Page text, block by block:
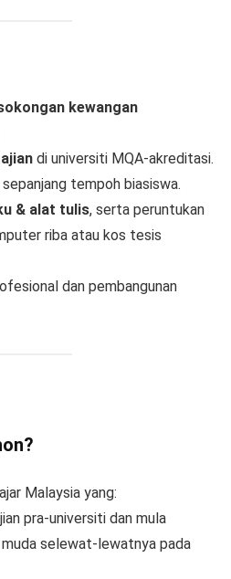
kewangan
di universiti MQA-akreditasi.
sepanjang tempoh biasiswa.
& alat tulis, serta peruntukan
riba atau kos tesis
dan pembangunan
Malaysia yang:
pra-universiti dan mula
muda selewat-lewatnya pada